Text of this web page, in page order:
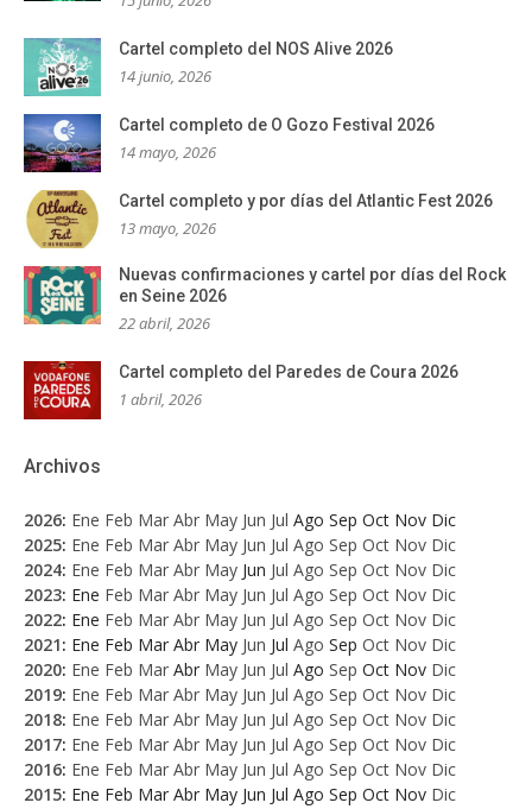
Cartel completo del NOS Alive 2026
14 junio, 2026
Cartel completo de O Gozo Festival 2026
14 mayo, 2026
Cartel completo y por días del Atlantic Fest 2026
13 mayo, 2026
Nuevas confirmaciones y cartel por días del Rock
en Seine 2026
22 abril, 2026
Cartel completo del Paredes de Coura 2026
1 abril, 2026
Archivos
2026: Ene Feb Mar Abr May Jun Jul Ago Sep Oct Nov Dic
2025: Ene Feb Mar Abr May Jun Jul Ago Sep Oct Nov Dic
2024: Ene Feb Mar Abr May Jun Jul Ago Sep Oct Nov Dic
2023: Ene Feb Mar Abr May Jun Jul Ago Sep Oct Nov Dic
2022: Ene Feb Mar Abr May Jun Jul Ago Sep Oct Nov Dic
2021: Ene Feb Mar Abr May Jun Jul Ago Sep Oct Nov Dic
2020: Ene Feb Mar Abr May Jun Jul Ago Sep Oct Nov Dic
2019: Ene Feb Mar Abr May Jun Jul Ago Sep Oct Nov Dic
2018: Ene Feb Mar Abr May Jun Jul Ago Sep Oct Nov Dic
2017: Ene Feb Mar Abr May Jun Jul Ago Sep Oct Nov Dic
2016: Ene Feb Mar Abr May Jun Jul Ago Sep Oct Nov Dic
2015: Ene Feb Mar Abr May Jun Jul Ago Sep Oct Nov Dic